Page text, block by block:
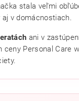
.
stala veľmi
v domácnostiach.
ani v
Personal Care